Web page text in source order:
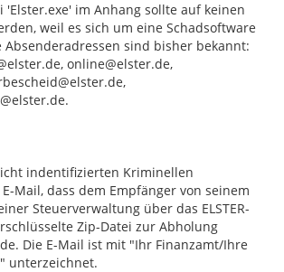
'Elster.exe' im Anhang sollte auf keinen
weil es sich um eine Schadsoftware
Absenderadressen sind bisher bekannt:
online@elster.de,
indentifizierten Kriminellen
Mail, dass dem Empfänger von seinem
Steuerverwaltung über das ELSTER-
Zip-Datei zur Abholung
Die E-Mail ist mit "Ihr Finanzamt/Ihre
unterzeichnet.